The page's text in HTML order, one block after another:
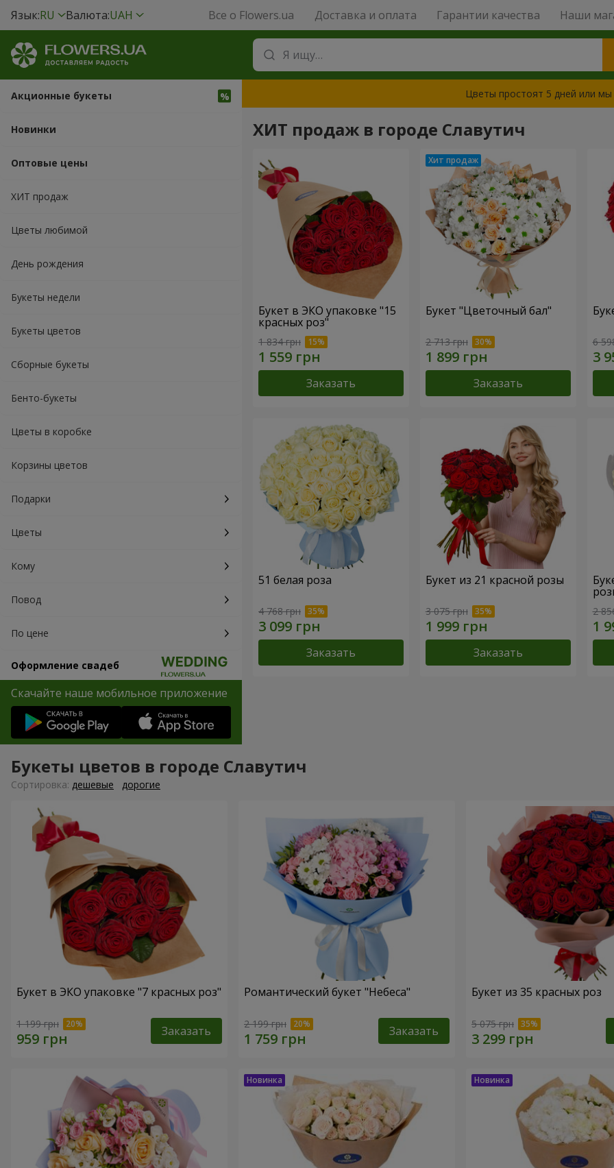
Язык:RU Валюта:UAH Все о Flowers.ua Доставка и оплата Гарантии качества Наши
Акционные букеты
Новинки
Оптовые цены
ХИТ продаж
Цветы любимой
День рождения
Букеты недели
Букеты цветов
Сборные букеты
Бенто-букеты
Цветы в коробке
Корзины цветов
Подарки
Цветы
Кому
Повод
По цене
Оформление свадеб
Скачайте наше мобильное приложение
Цветы простоят 5 дней или мы
ХИТ продаж в городе Славутич
Букет в ЭКО упаковке "15
красных роз"
1 834 грн
Заказать
Букет "Цветочный бал"
2 713 грн
Заказать
6
51 белая роза
4 768 грн
Заказать
Букет из 21 красной розы
3 075 грн
Заказать
2
Букеты цветов в городе Славутич
Cортировка: дешевые дорогие
Букет в ЭКО упаковке "7 красных роз"
1 199 грн Заказать
Романтический букет "Небеса"
2 199 грн Заказать
Букет из 35 красных роз
5 075 грн